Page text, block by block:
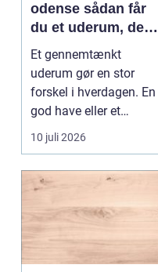
odense sådan får
du et uderum, der
holder i mange år
Et gennemtænkt
uderum gør en stor
forskel i hverdagen. En
god have eller et
velplejet fællesareal
gi...
10 juli 2026